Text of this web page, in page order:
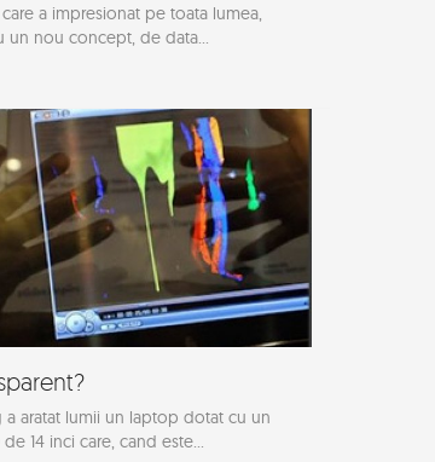
a impresionat pe toata lumea,
un nou concept, de data...
a aratat lumii un laptop dotat cu un
14 inci care, cand este...